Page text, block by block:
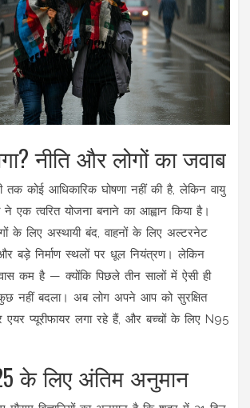
नीति और लोगों का जवाब
तक कोई आधिकारिक घोषणा नहीं की है, लेकिन वायु
ने एक त्वरित योजना बनाने का आह्वान किया है।
के लिए अस्थायी बंद, वाहनों के लिए अल्टरनेट
बड़े निर्माण स्थलों पर धूल नियंत्रण। लेकिन
कम है — क्योंकि पिछले तीन सालों में ऐसी ही
नहीं बदला। अब लोग अपने आप को सुरक्षित
प्यूरीफायर लगा रहे हैं, और बच्चों के लिए N95
के लिए अंतिम अनुमान